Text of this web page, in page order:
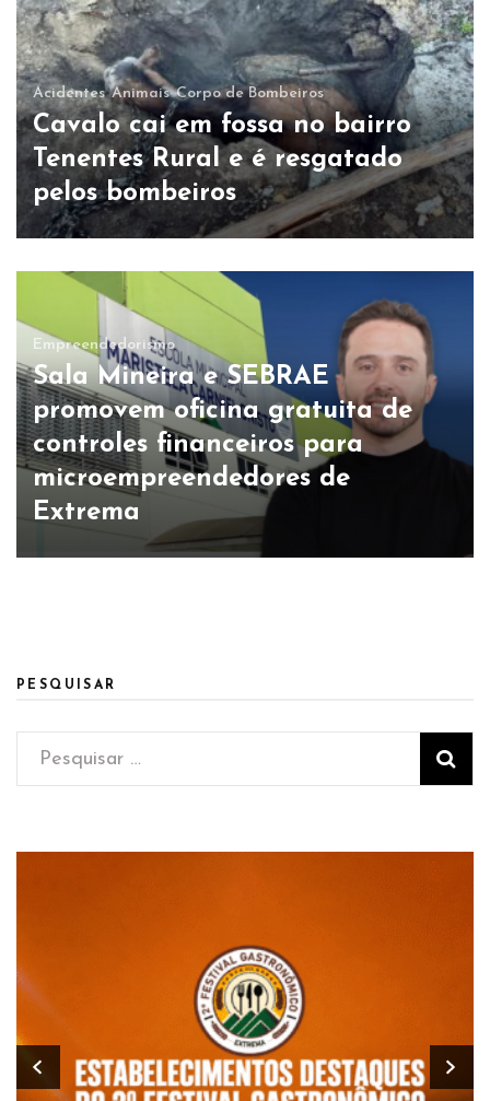
Acidentes Animais Corpo de Bombeiros
Cavalo cai em fossa no bairro
Tenentes Rural e é resgatado
pelos bombeiros
Empreendedorismo
Sala Mineira e SEBRAE
promovem oficina gratuita de
controles financeiros para
microempreendedores de
Extrema
PESQUISAR
Pesquisar
por: